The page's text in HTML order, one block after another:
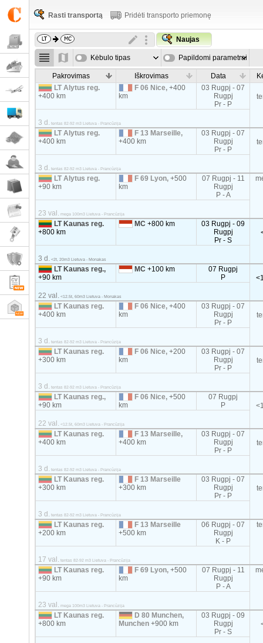
Rasti transportą Pridėti transporto priemonę
Naujas
Kėbulo tipas Papildomi parametrai
Pakrovimas Iškrovimas Data
LT Alytus reg.
+400 km
F 06 Nice,+400
km
03 Rugpj - 07
Rugpj
Pr - P
3 d. tentas 82-92 m3 Lietuva - Prancūzija
LT Alytus reg.
+400 km
F 13 Marseille,
+400 km
03 Rugpj - 07
Rugpj
Pr - P
3 d. tentas 82-92 m3 Lietuva - Prancūzija
LT Alytus reg.
+90 km
F 69 Lyon,+500
km
07 Rugpj - 11
Rugpj
P - A
23 val. mega 100m3 Lietuva - Prancūzija
LT Kaunas reg.
+800 km
MC+800 km
03 Rugpj - 09
Rugpj
Pr - S
3 d. <2t, 20m3 Lietuva - Monakas
LT Kaunas reg.,
+90 km
MC+100 km
07 Rugpj
P
22 val. <12.5t, 60m3 Lietuva - Monakas
LT Kaunas reg.
+400 km
F 06 Nice,+400
km
03 Rugpj - 07
Rugpj
Pr - P
3 d. tentas 82-92 m3 Lietuva - Prancūzija
LT Kaunas reg.
+300 km
F 06 Nice,+200
km
03 Rugpj - 07
Rugpj
Pr - P
3 d. tentas 82-92 m3 Lietuva - Prancūzija
LT Kaunas reg.,
+90 km
F 06 Nice,+500
km
07 Rugpj
P
22 val. <12.5t, 60m3 Lietuva - Prancūzija
LT Kaunas reg.
+400 km
F 13 Marseille,
+400 km
03 Rugpj - 07
Rugpj
Pr - P
3 d. tentas 82-92 m3 Lietuva - Prancūzija
LT Kaunas reg.
+300 km
F 13 Marseille
+300 km
03 Rugpj - 07
Rugpj
Pr - P
3 d. tentas 82-92 m3 Lietuva - Prancūzija
LT Kaunas reg.
+200 km
F 13 Marseille
+500 km
06 Rugpj - 07
Rugpj
K - P
17 val. tentas 82-92 m3 Lietuva - Prancūzija
LT Kaunas reg.
+90 km
F 69 Lyon,+500
km
07 Rugpj - 11
Rugpj
P - A
23 val. mega 100m3 Lietuva - Prancūzija
LT Kaunas reg.
+800 km
D 80 Munchen,
Munchen+900 km
03 Rugpj - 09
Rugpj
Pr - S